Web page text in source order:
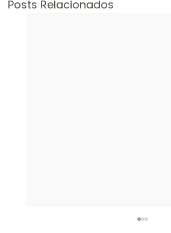
Posts Relacionados